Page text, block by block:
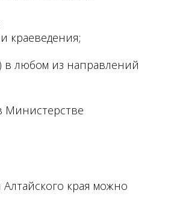
краеведения;
в любом из направлений
Министерстве
края можно